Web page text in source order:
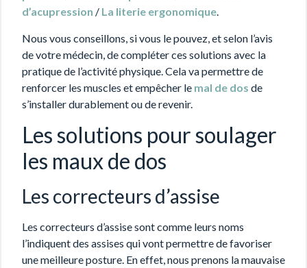
d’acupression / La literie ergonomique.
Nous vous conseillons, si vous le pouvez, et selon l’avis
de votre médecin, de compléter ces solutions avec la
pratique de l’activité physique. Cela va permettre de
renforcer les muscles et empêcher le mal de dos de
s’installer durablement ou de revenir.
Les solutions pour soulager
les maux de dos
Les correcteurs d’assise
Les correcteurs d’assise sont comme leurs noms
l’indiquent des assises qui vont permettre de favoriser
une meilleure posture. En effet, nous prenons la mauvaise